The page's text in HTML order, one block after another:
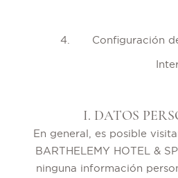
Configuración
I. DATOS
En general, es posible
BARTHELEMY HOTEL &
ninguna información